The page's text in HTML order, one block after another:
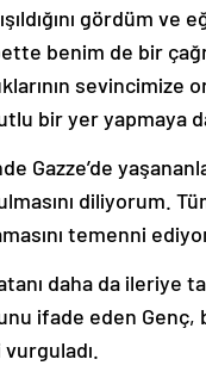
gördüm ve
benim de bir
sevincimize
bir yer yapmaya
Gazze’de
diliyorum.
temenni
daha da ileriye
ifade eden